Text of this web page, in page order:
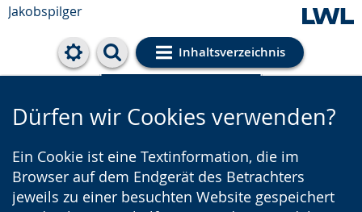
Jakobspilger
Inhaltsverzeichnis
Cookie-Einstellungen
Dürfen wir Cookies verwenden?
Ein Cookie ist eine Textinformation, die im
Browser auf dem Endgerät des Betrachters
jeweils zu einer besuchten Website gespeichert